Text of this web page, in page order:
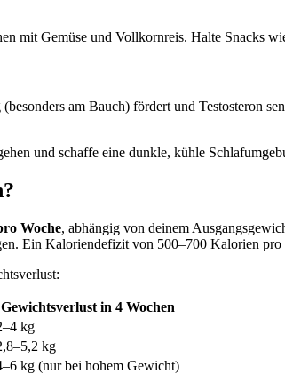
mit Gemüse und Vollkornreis. Halte Snacks
am Bauch) fördert und Testosteron
und schaffe eine dunkle, kühle
Woche, abhängig von deinem
Ein Kaloriendefizit von 500–700 Kalorien
Gewichtsverlust in 4 Wochen
kg
kg
kg (nur bei hohem Gewicht)